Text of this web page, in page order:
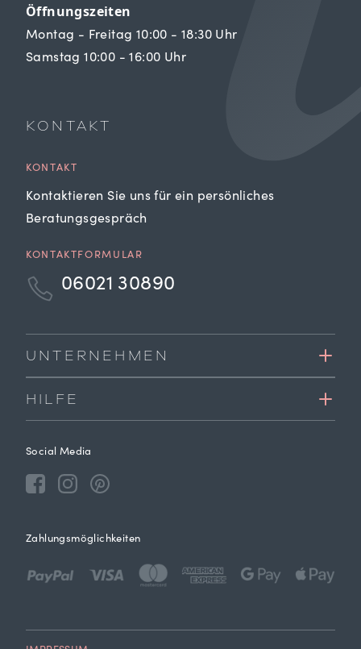
Öffnungszeiten
Montag - Freitag 10:00 - 18:30 Uhr
Samstag 10:00 - 16:00 Uhr
KONTAKT
KONTAKT
Kontaktieren Sie uns für ein persönliches
Beratungsgespräch
KONTAKTFORMULAR
06021 30890
UNTERNEHMEN
HILFE
Social Media
Zahlungsmöglichkeiten